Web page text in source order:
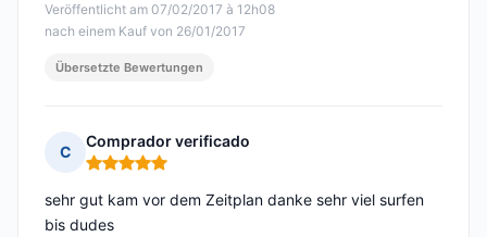
Veröffentlicht am 07/02/2017 à 12h08
nach einem Kauf von 26/01/2017
Übersetzte Bewertungen
C
Comprador verificado
Hinweis: 5 von 5
sehr gut kam vor dem Zeitplan danke sehr viel surfen
bis dudes